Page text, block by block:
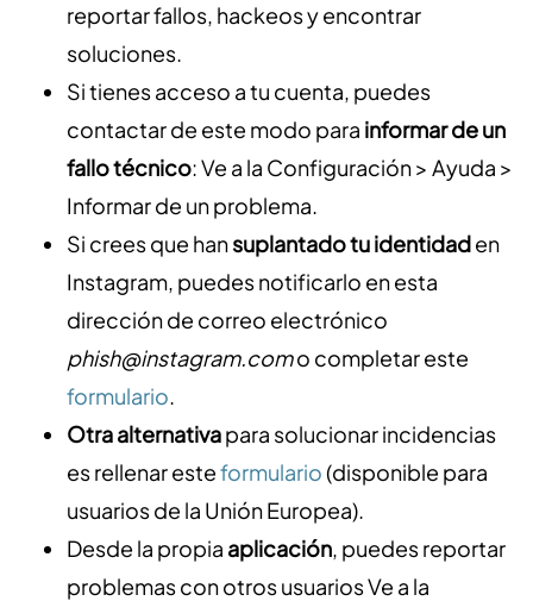
reportar fallos, hackeos y encontrar
soluciones.
Si tienes acceso a tu cuenta, puedes
contactar de este modo para informar de un
fallo técnico: Ve a la Configuración > Ayuda >
Informar de un problema.
Si crees que hansuplantado tu identidaden
Instagram, puedes notificarlo en esta
dirección de correo electrónico
phish@instagram.como completar este
formulario.
Otra alternativapara solucionar incidencias
es rellenar esteformulario(disponible para
usuarios de la Unión Europea).
Desde la propia aplicación, puedes reportar
problemas con otros usuarios Ve a la